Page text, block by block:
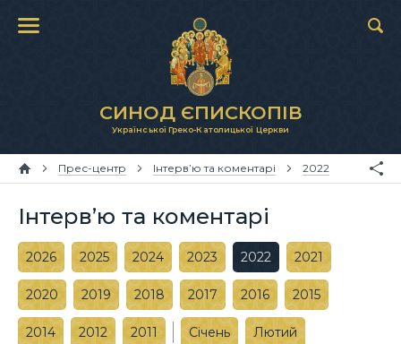
СИНОД ЄПИСКОПІВ
Української Греко-Католицької Церкви
Прес-центр Інтерв’ю та коментарі 2022
Інтерв’ю та коментарі
2026 2025 2024 2023 2022 2021
2020 2019 2018 2017 2016 2015
2014 2012 2011 Січень Лютий